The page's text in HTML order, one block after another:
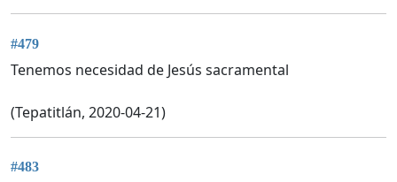
#479
Tenemos necesidad de Jesús sacramental
(Tepatitlán, 2020-04-21)
#483